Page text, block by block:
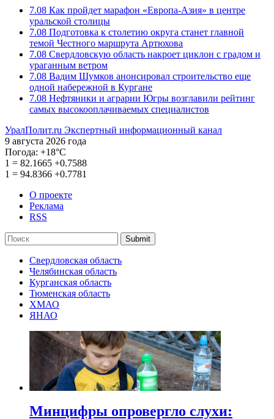
7.08 Как пройдет марафон «Европа-Азия» в центре
уральской столицы
7.08 Подготовка к столетию округа станет главной
темой Честного маршрута Артюхова
7.08 Свердловскую область накроет циклон с градом и
ураганным ветром
7.08 Вадим Шумков анонсировал строительство еще
одной набережной в Кургане
7.08 Нефтяники и аграрии Югры возглавили рейтинг
самых высокооплачиваемых специалистов
УралПолит.ru Экспертный информационный канал
9 августа 2026 года
Погода: +18°С
1 = 82.1665 +0.7588
1 = 94.8366 +0.7781
О проекте
Реклама
RSS
Submit
Свердловская область
Челябинская область
Курганская область
Тюменская область
ХМАО
ЯНАО
Минцифры опровергло слухи: